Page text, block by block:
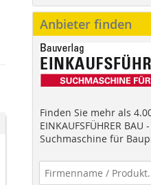
Anbieter finden
Finden Sie mehr als
EINKAUFSFÜHRER BAU
Suchmaschine für